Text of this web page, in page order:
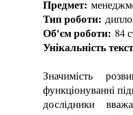
Предмет:
Тип роботи:
Об'єм роботи: 84
Унікальність
Значимість
функціонуванні
дослідники